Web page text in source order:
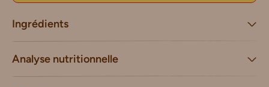
Ingrédients
Analyse nutritionnelle